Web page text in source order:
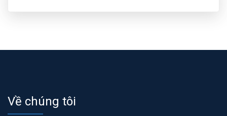
Về chúng tôi